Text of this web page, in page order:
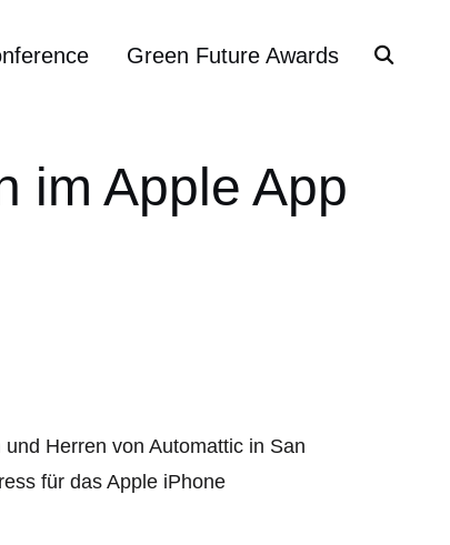
Green Future Awards
im Apple App
Herren von Automattic in San
für das Apple iPhone